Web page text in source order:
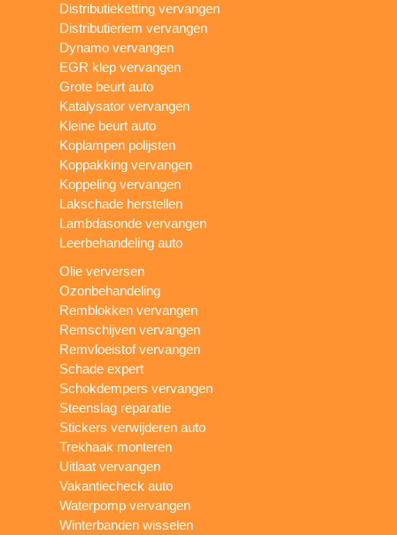
Distributieketting vervangen
Distributieriem vervangen
Dynamo vervangen
EGR klep vervangen
Grote beurt auto
Katalysator vervangen
Kleine beurt auto
Koplampen polijsten
Koppakking vervangen
Koppeling vervangen
Lakschade herstellen
Lambdasonde vervangen
Leerbehandeling auto
Olie verversen
Ozonbehandeling
Remblokken vervangen
Remschijven vervangen
Remvloeistof vervangen
Schade expert
Schokdempers vervangen
Steenslag reparatie
Stickers verwijderen auto
Trekhaak monteren
Uitlaat vervangen
Vakantiecheck auto
Waterpomp vervangen
Winterbanden wisselen